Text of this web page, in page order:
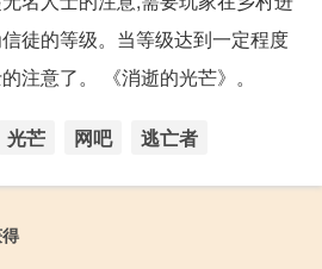
徒的等级。当等级达到一定程度
注意了。 《消逝的光芒》。
光芒 网吧 逃亡者